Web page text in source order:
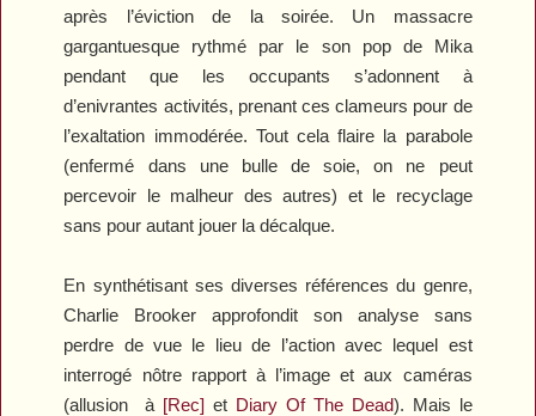
après l’éviction de la soirée. Un massacre
gargantuesque rythmé par le son pop de Mika
pendant que les occupants s’adonnent à
d’enivrantes activités, prenant ces clameurs pour de
l’exaltation immodérée. Tout cela flaire la parabole
(enfermé dans une bulle de soie, on ne peut
percevoir le malheur des autres) et le recyclage
sans pour autant jouer la décalque.
En synthétisant ses diverses références du genre,
Charlie Brooker approfondit son analyse sans
perdre de vue le lieu de l’action avec lequel est
interrogé nôtre rapport à l’image et aux caméras
(allusion à [Rec] et Diary Of The Dead). Mais le